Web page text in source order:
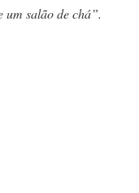
um salão de chá”.